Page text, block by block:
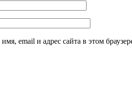
email и адрес сайта в этом